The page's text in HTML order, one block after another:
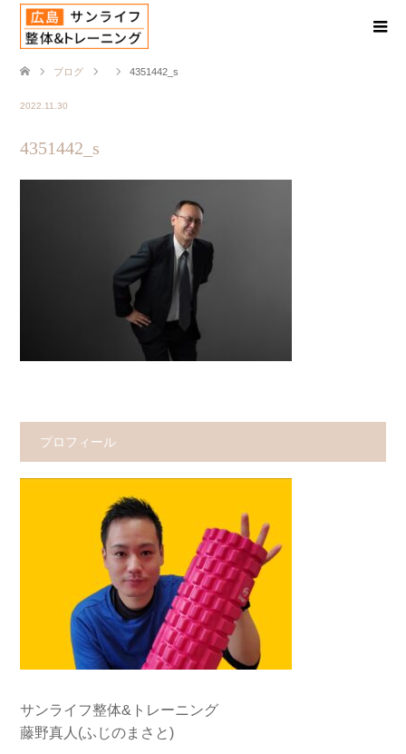
ブログ 4351442_s
2022.11.30
4351442_s
プロフィール
サンライフ整体&トレーニング
藤野真人(ふじのまさと)